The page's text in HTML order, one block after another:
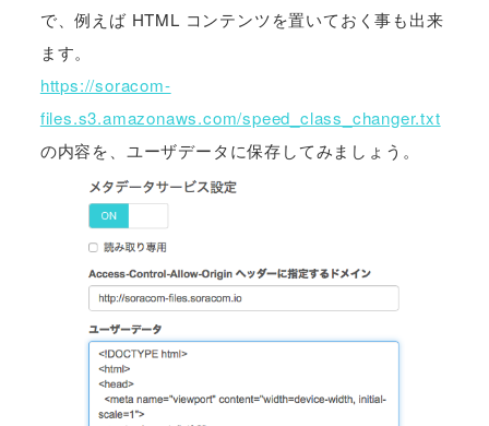
で、例えば HTML コンテンツを置いておく事も出来
ます。
https://soracom-
files.s3.amazonaws.com/speed_class_changer.txt
の内容を、ユーザデータに保存してみましょう。